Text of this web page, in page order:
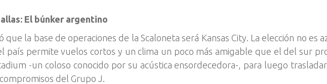
El búnker argentino
que la base de operaciones de la Scaloneta será Kansas City. La elección no es
país permite vuelos cortos y un clima un poco más amigable que el del sur
-un coloso conocido por su acústica ensordecedora-, para luego
del Grupo J.